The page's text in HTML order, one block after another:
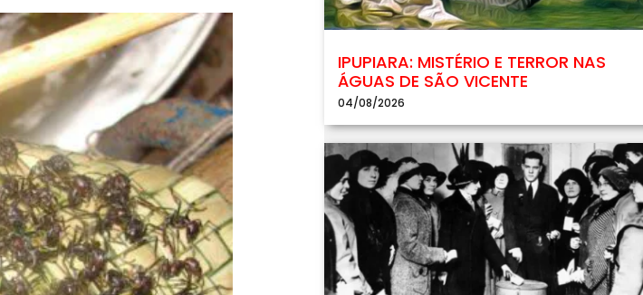
IPUPIARA: MISTÉRIO E TERROR NAS
ÁGUAS DE SÃO VICENTE
04/08/2026